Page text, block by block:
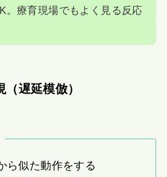
。療育現場でもよく見る反応
遅延模倣）
ら似た動作をする